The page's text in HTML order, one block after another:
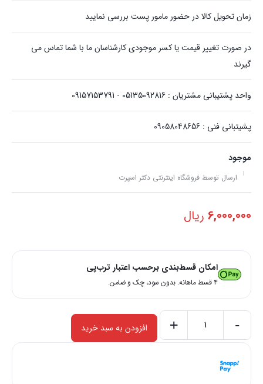
زمان تحویل کالا در حضور مامور پست بررسی نمایید
در صورت تغییر قیمت یا کسر موجودی کارشناسان ما با شما تماس می
گیرند
واحد پشتیبانی مشتریان : 05135092816 - 09157153791
پشیتبانی فنی : 09058048656
موجود
ارسال توسط فروشگاه اینترنتی دکتر اسپرت
6,000,000 ریال
امکان قسط‌بندی برحسب اعتبار ترب‌پی
۴ قسط ماهانه. بدون سود، چک و ضامن.
فابریک
-
+ افزودن به سبد خرید